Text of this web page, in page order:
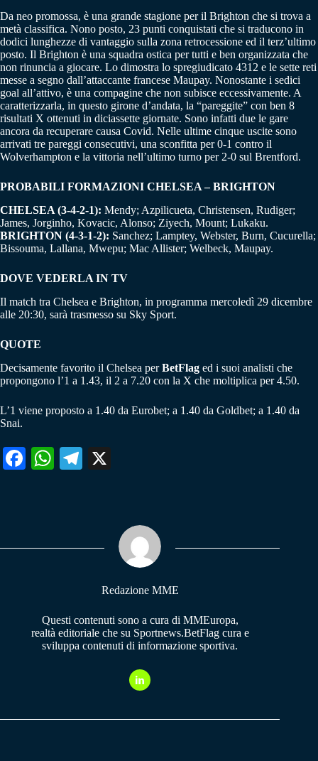
Da neo promossa, è una grande stagione per il Brighton che si trova a
metà classifica. Nono posto, 23 punti conquistati che si traducono in
dodici lunghezze di vantaggio sulla zona retrocessione ed il terz’ultimo
posto. Il Brighton è una squadra ostica per tutti e ben organizzata che
non rinuncia a giocare. Lo dimostra lo spregiudicato 4312 e le sette reti
messe a segno dall’attaccante francese Maupay. Nonostante i sedici
goal all’attivo, è una compagine che non subisce eccessivamente. A
caratterizzarla, in questo girone d’andata, la “pareggite” con ben 8
risultati X ottenuti in diciassette giornate. Sono infatti due le gare
ancora da recuperare causa Covid. Nelle ultime cinque uscite sono
arrivati tre pareggi consecutivi, una sconfitta per 0-1 contro il
Wolverhampton e la vittoria nell’ultimo turno per 2-0 sul Brentford.
PROBABILI FORMAZIONI CHELSEA – BRIGHTON
CHELSEA (3-4-2-1): Mendy; Azpilicueta, Christensen, Rudiger;
James, Jorginho, Kovacic, Alonso; Ziyech, Mount; Lukaku.
BRIGHTON (4-3-1-2): Sanchez; Lamptey, Webster, Burn, Cucurella;
Bissouma, Lallana, Mwepu; Mac Allister; Welbeck, Maupay.
DOVE VEDERLA IN TV
Il match tra Chelsea e Brighton, in programma mercoledì 29 dicembre
alle 20:30, sarà trasmesso su Sky Sport.
QUOTE
Decisamente favorito il Chelsea perBetFlag ed i suoi analisti che
propongono l’1 a 1.43, il 2 a 7.20 con la X che moltiplica per 4.50.
L’1 viene proposto a 1.40 da Eurobet; a 1.40 da Goldbet; a 1.40 da
Snai.
Fa W
pp
Te
m
Redazione MME
Questi contenuti sono a cura di MMEuropa,
realtà editoriale che su Sportnews.BetFlag cura e
sviluppa contenuti di informazione sportiva.